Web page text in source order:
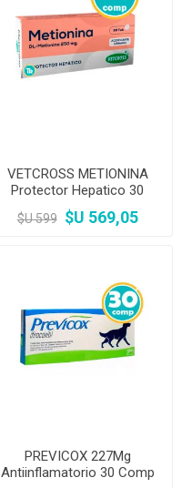
VETCROSS METIONINA
Protector Hepatico 30
Comprimidos
$U 599 $U 569,05
PREVICOX 227Mg
Antiinflamatorio 30 Comp